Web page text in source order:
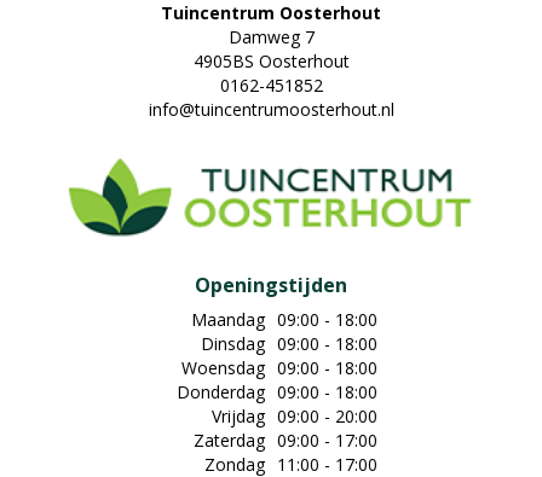
Tuincentrum Oosterhout
Damweg 7
4905BS Oosterhout
0162-451852
info@tuincentrumoosterhout.nl
Openingstijden
Maandag 09:00 - 18:00
Dinsdag 09:00 - 18:00
Woensdag 09:00 - 18:00
Donderdag 09:00 - 18:00
Vrijdag 09:00 - 20:00
Zaterdag 09:00 - 17:00
Zondag 11:00 - 17:00